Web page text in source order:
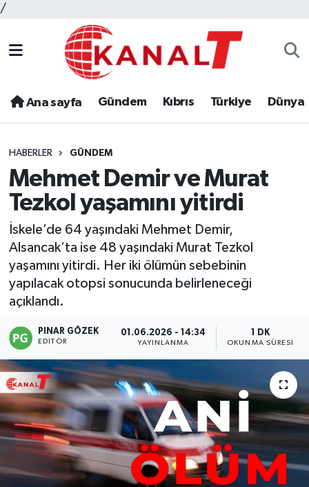
/
Ana sayfa Gündem Kıbrıs Türkiye Dünya
HABERLER GÜNDEM
Mehmet Demir ve Murat
Tezkol yaşamını yitirdi
İskele’de 64 yaşındaki Mehmet Demir,
Alsancak’ta ise 48 yaşındaki Murat Tezkol
yaşamını yitirdi. Her iki ölümün sebebinin
yapılacak otopsi sonucunda belirleneceği
açıklandı.
PINAR GÖZEK
EDITÖR
01.06.2026 - 14:34
YAYINLANMA
1 DK
OKUNMA SÜRESI